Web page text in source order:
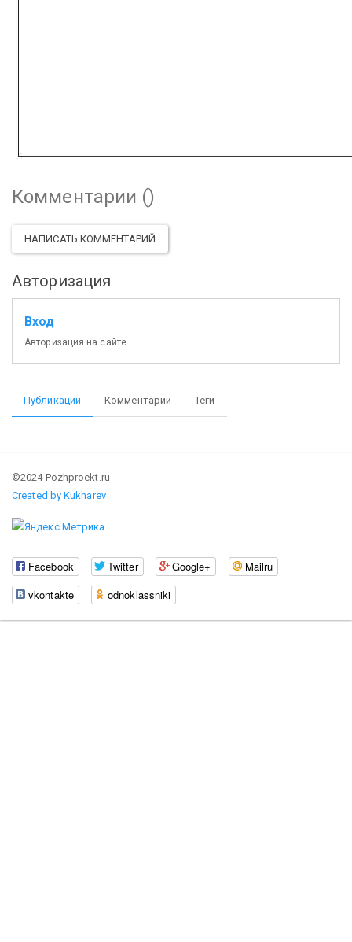
Комментарии ()
НАПИСАТЬ КОММЕНТАРИЙ
Авторизация
Вход
Авторизация на сайте.
Публикации Комментарии Теги
©2024 Pozhproekt.ru
Created by Kukharev
Facebook Twitter Google+
Mailru
vkontakte
odnoklassniki